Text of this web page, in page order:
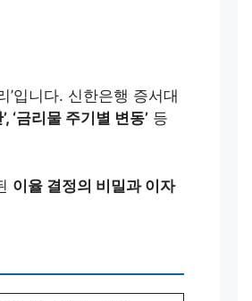
입니다. 신한은행 증서대
‘금리물 주기별 변동’ 등
이율 결정의 비밀과 이자